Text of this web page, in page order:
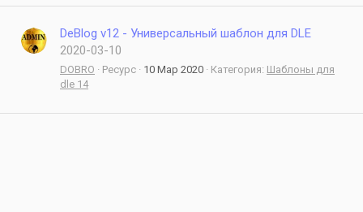
DeBlog v12 - Универсальный шаблон для DLE
2020-03-10
DOBRO Ресурс 10 Мар 2020 Категория: Шаблоны для
dle 14